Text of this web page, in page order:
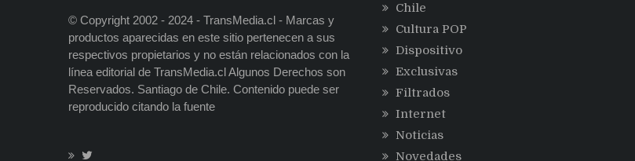
© Copyright 2002 - 2024 - TransMedia.cl - Marcas y
productos aparecidas en este sitio pertenecen a sus
respectivos propietarios y no están relacionados con la
línea editorial de TransMedia.cl Algunos Derechos son
Reservados. Santiago de Chile. Contenido puede ser
reproducido citando la fuente
Chile
Cultura POP
Dispositivo
Exclusivas
Filtrados
Internet
Noticias
Novedades